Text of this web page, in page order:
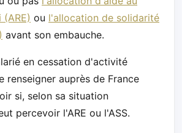
ou l'allocation de solidarité
avant son embauche.
en cessation d'activité
renseigner auprès de France
si, selon sa situation
percevoir l'ARE ou l'ASS.